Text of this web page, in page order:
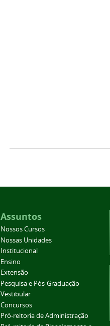
Assuntos
Nossos Cursos
Nossas Unidades
Institucional
Ensino
Extensão
Pesquisa e Pós-Graduação
Vestibular
Concursos
Pró-reitoria de Administração